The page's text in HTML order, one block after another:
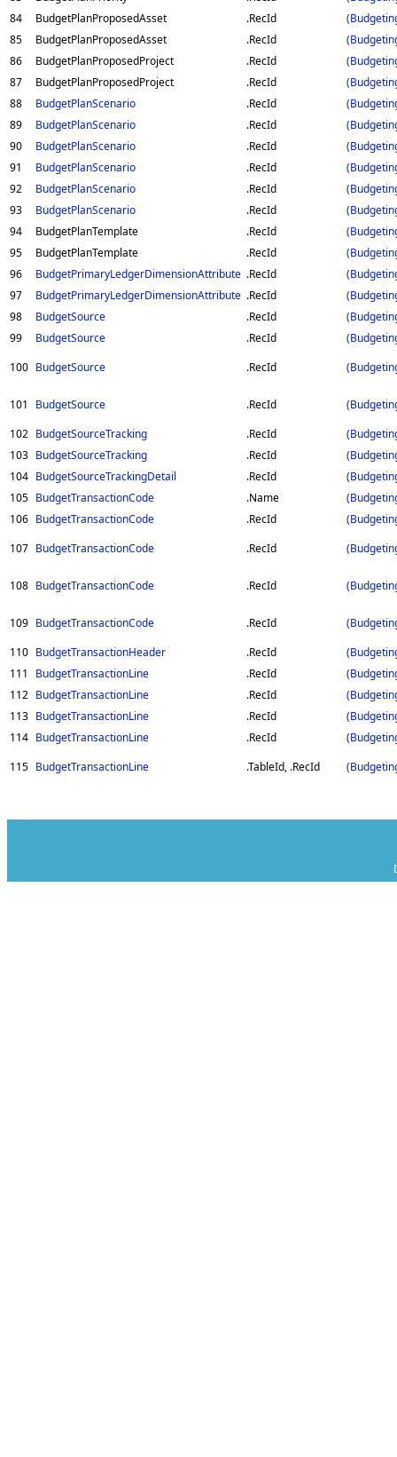
84
BudgetPlanProposedAsset .RecId
85
BudgetPlanProposedAsset .RecId
86
BudgetPlanProposedProject .RecId
87
BudgetPlanProposedProject .RecId
88
BudgetPlanScenario .RecId
89
BudgetPlanScenario .RecId
90
BudgetPlanScenario .RecId
91
BudgetPlanScenario .RecId
92
BudgetPlanScenario .RecId
93
BudgetPlanScenario .RecId
94
BudgetPlanTemplate .RecId
95
BudgetPlanTemplate .RecId
96
BudgetPrimaryLedgerDimensionAttribute .RecId
97
BudgetPrimaryLedgerDimensionAttribute .RecId
98
BudgetSource .RecId
99
BudgetSource .RecId
100 BudgetSource .RecId
101 BudgetSource .RecId
102 BudgetSourceTracking .RecId
103 BudgetSourceTracking .RecId
104 BudgetSourceTrackingDetail .RecId
105 BudgetTransactionCode .Name
106 BudgetTransactionCode .RecId
107 BudgetTransactionCode .RecId
108 BudgetTransactionCode .RecId
109 BudgetTransactionCode .RecId
110 BudgetTransactionHeader .RecId
111
BudgetTransactionLine .RecId
112 BudgetTransactionLine .RecId
113 BudgetTransactionLine .RecId
114 BudgetTransactionLine .RecId
115 BudgetTransactionLine .TableId, .RecId